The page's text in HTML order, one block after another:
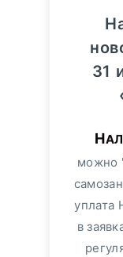
31
НАЛОГИ, БУХУЧЕТ На чем
можно
уплата
в